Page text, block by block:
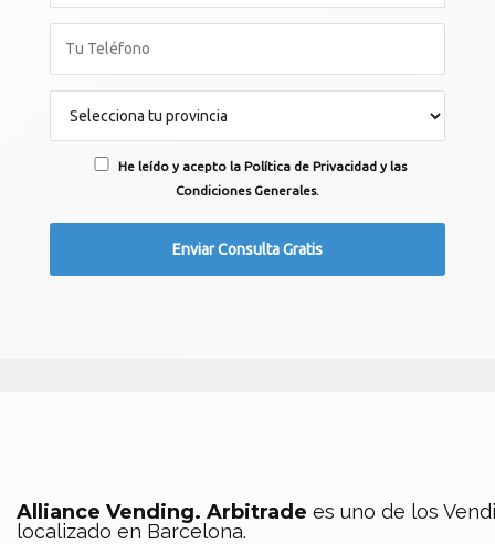
He leído y acepto la Política de Privacidad y las
Condiciones Generales.
Alliance Vending. Arbitrade es uno de los
localizado en Barcelona.